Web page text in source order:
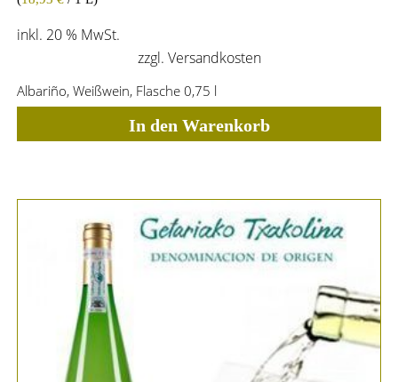
inkl. 20 % MwSt.
zzgl. Versandkosten
Albariño, Weißwein, Flasche 0,75 l
In den Warenkorb